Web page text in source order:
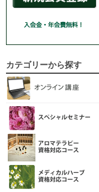
カテゴリーから探す